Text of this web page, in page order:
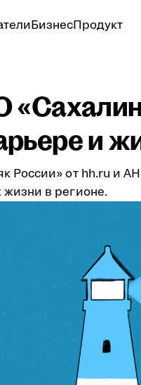
БизнесПродукт
и
России» от hh.ru и
в регионе.